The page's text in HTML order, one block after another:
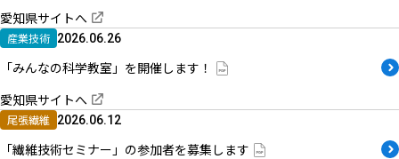
愛知県サイトへ
産業技術 2026.06.26
「みんなの科学教室」を開催します！
愛知県サイトへ
尾張繊維 2026.06.12
「繊維技術セミナー」の参加者を募集します